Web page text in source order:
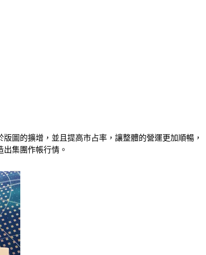
圖的擴增，並且提高市占率，讓整體的營運更加順暢，
集團作帳行情。